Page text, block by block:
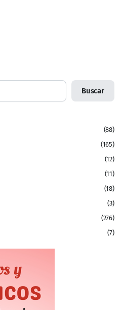
Buscar
(88)
(165)
(12)
(11)
(18)
(3)
(276)
(7)